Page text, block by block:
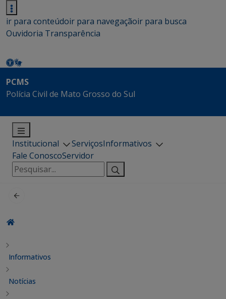
ir para conteúdoir para navegaçãoir para busca
Ouvidoria Transparência
PCMS
Polícia Civil de Mato Grosso do Sul
Institucional ServiçosInformativos
Fale ConoscoServidor
Pesquisar
por:
Informativos
Notícias